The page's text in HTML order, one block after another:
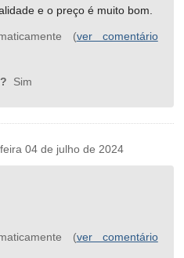
e o preço é muito bom.
(ver comentário
Sim
04 de julho de 2024
(ver comentário